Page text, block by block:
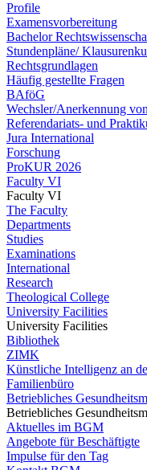
Profile
Examensvorbereitung
Bachelor
Stundenpläne/
Rechtsgrundlagen
Häufig gestellte Fragen
BAföG
Wechsler/Anerkennung
Referendariats- und
Jura International
Forschung
ProKUR 2026
Faculty VI
Faculty VI
The Faculty
Departments
Studies
Examinations
International
Research
Theological College
University Facilities
University Facilities
Bibliothek
ZIMK
Künstliche Intelligenz an
Familienbüro
Betriebliches
Betriebliches
Aktuelles im BGM
Angebote für Beschäftigte
Impulse für den Tag